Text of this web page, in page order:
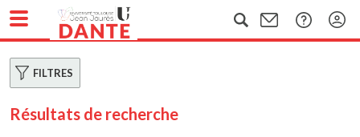
FILTRES
Résultats de recherche